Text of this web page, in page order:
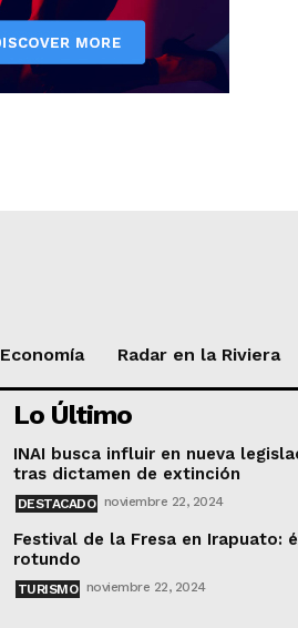
Economía Radar en la Riviera
Lo Último
INAI busca influir en nueva
tras dictamen de extinción
DESTACADO noviembre 22, 2024
Festival de la Fresa en Irapuato:
rotundo
TURISMO noviembre 22, 2024